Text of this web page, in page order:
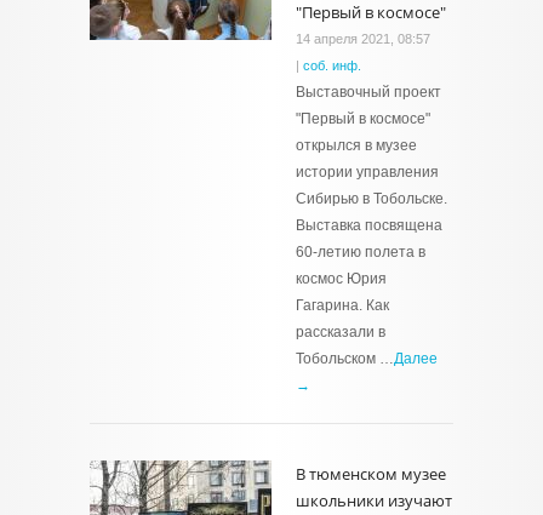
"Первый в космосе"
14 апреля 2021, 08:57
| соб. инф.
Выставочный проект
"Первый в космосе"
открылся в музее
истории управления
Сибирью в Тобольске.
Выставка посвящена
60-летию полета в
космос Юрия
Гагарина. Как
рассказали в
Тобольском …Далее
→
В тюменском музее
школьники изучают